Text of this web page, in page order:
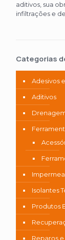
aditivos, sua
infiltrações e
Categorias
Adesivos
Aditivos
Isolantes
Produtos
Reparos